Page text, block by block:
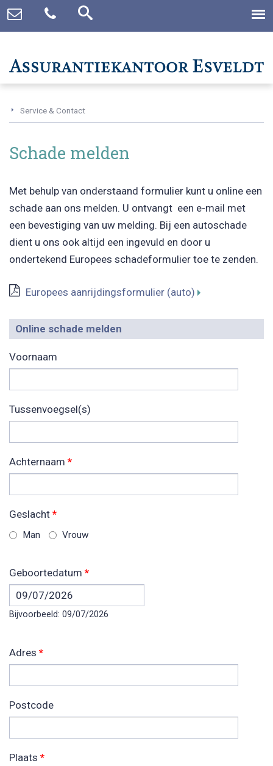
Service & Contact
Schade melden
Met behulp van onderstaand formulier kunt u online een
schade aan ons melden. U ontvangt een e-mail met
een bevestiging van uw melding. Bij een autoschade
dient u ons ook altijd een ingevuld en door u
ondertekend Europees schadeformulier toe te zenden.
Europees aanrijdingsformulier (auto)
Online schade melden
Voornaam
Tussenvoegsel(s)
Achternaam *
Geslacht *
Man Vrouw
Geboortedatum *
Datum
Bijvoorbeeld: 09/07/2026
Adres *
Postcode
Plaats *